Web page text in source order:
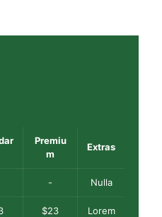
Premiu
m
Extras
- Nulla
$23 Lorem